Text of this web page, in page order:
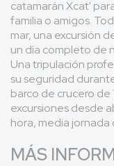
catamarán Xcat'
familia o amigos.
mar, una excursión
un día completo de
Una tripulación
su seguridad
barco de crucero de
excursiones desde
hora, media
MÁS